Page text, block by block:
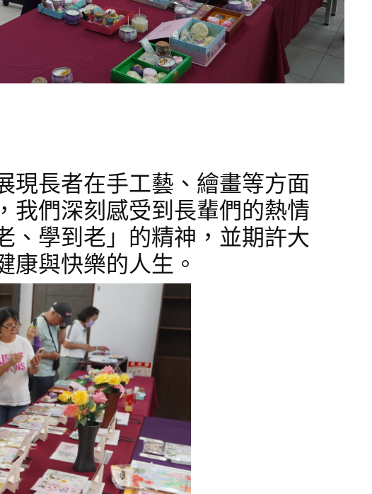
現長者在手工藝、繪畫等方面
我們深刻感受到長輩們的熱情
、學到老」的精神，並期許大
康與快樂的人生。